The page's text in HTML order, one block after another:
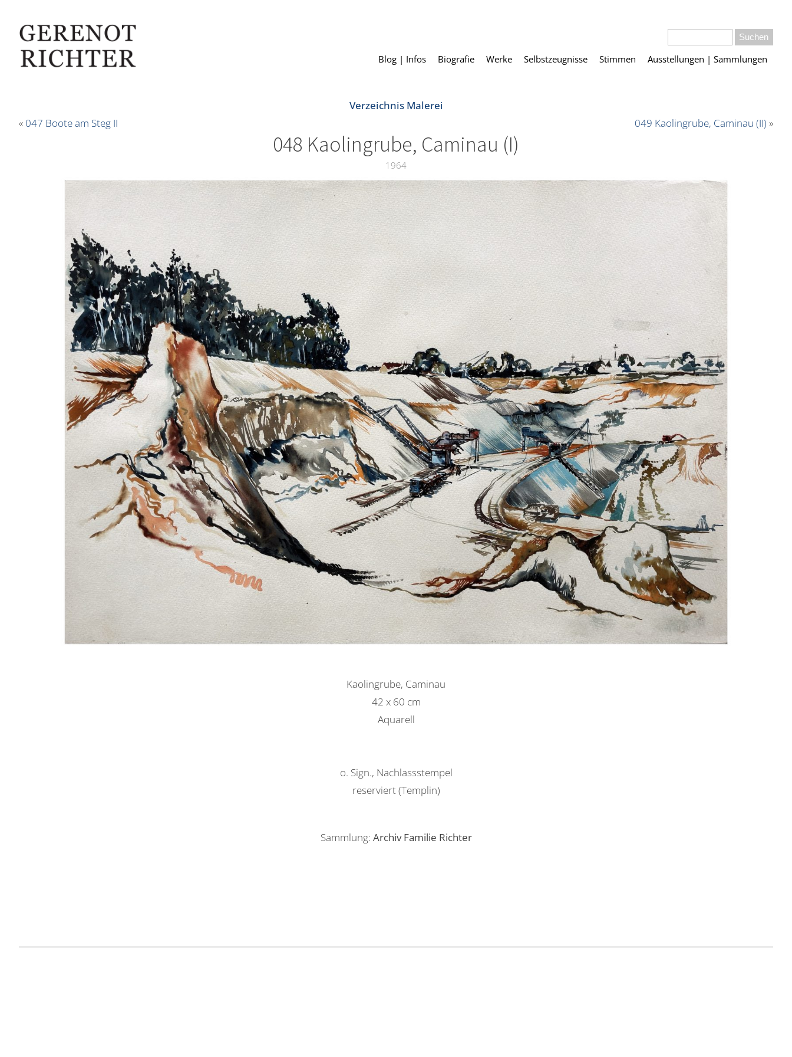
Blog | Infos Biografie Werke Selbstzeugnisse Stimmen Ausstellungen | Sammlungen
Verzeichnis Malerei
« 047 Boote am Steg II 049 Kaolingrube, Caminau (II) »
048 Kaolingrube, Caminau (I)
1964
Kaolingrube, Caminau
42 x 60 cm
Aquarell
o. Sign., Nachlassstempel
reserviert (Templin)
Sammlung: Archiv Familie Richter